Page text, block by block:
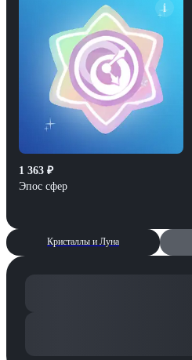
i
1 363 ₽
Эпос сфер
Кристаллы и Луна